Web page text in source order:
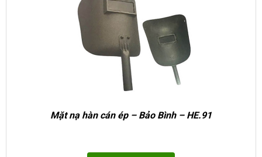
Mặt nạ hàn cán ép – Bảo Bình – HE.91